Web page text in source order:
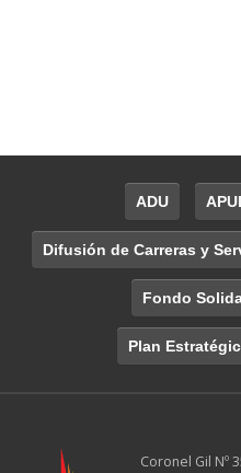
ADU
Difusión de Carreras y
Fondo
Plan
Coronel Gil Nº